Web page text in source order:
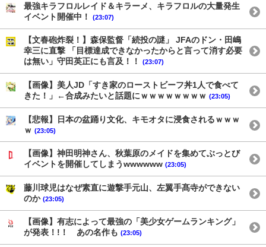
最強キラフロルレイド＆キラーメ、キラフロルの大量発生
イベント開催中！
(23:07)
【文春砲炸裂！】森保監督「続投の謎」 JFAのドン・田嶋
幸三に直撃 「目標達成できなかったからと言って消す必要
は無い」守田英正にも言及！！
(23:07)
【画像】美人JD「すき家のローストビーフ丼1人で食べて
きた！」←合成みたいと話題にｗｗｗｗｗｗｗｗ (23:05)
【悲報】日本の盆踊り文化、キモオタに浸食されるｗｗｗ
ｗ (23:05)
【画像】神田明神さん、秋葉原のメイドを集めてぶっとび
イベントを開催してしまうwwwwww (23:05)
藤川球児はなぜ素直に遊撃手元山、左翼手髙寺ができない
のか (23:05)
【画像】有志によって最強の「美少女ゲームランキング」
が発表！!！ あの名作も (23:05)